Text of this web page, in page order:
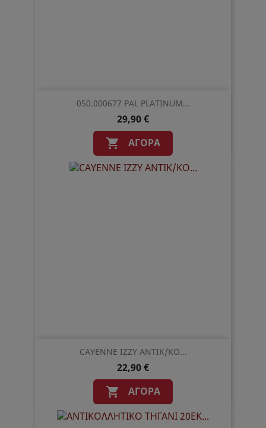
050.000677 PAL PLATINUM...
29,90 €
 ΑΓΟΡΆ
CAYENNE IZZY ΑΝΤΙΚ/ΚΟ...
22,90 €
 ΑΓΟΡΆ